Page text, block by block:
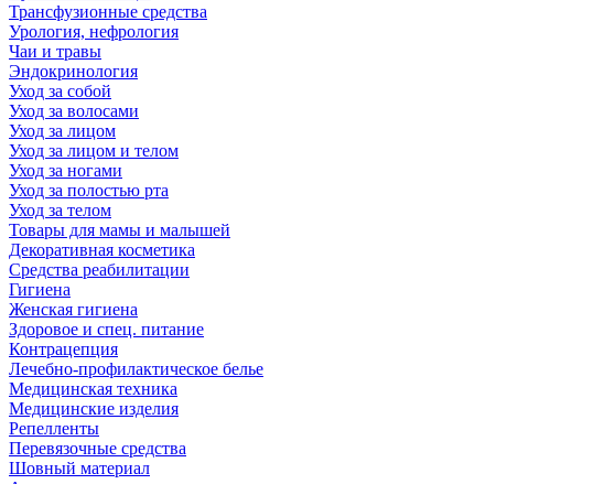
Трансфузионные средства
Урология, нефрология
Чаи и травы
Эндокринология
Уход за собой
Уход за волосами
Уход за лицом
Уход за лицом и телом
Уход за ногами
Уход за полостью рта
Уход за телом
Товары для мамы и малышей
Декоративная косметика
Средства реабилитации
Гигиена
Женская гигиена
Здоровое и спец. питание
Контрацепция
Лечебно-профилактическое белье
Медицинская техника
Медицинские изделия
Репелленты
Перевязочные средства
Шовный материал